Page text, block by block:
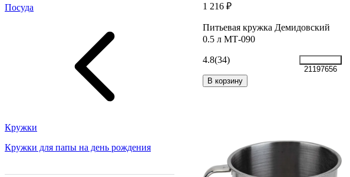
Посуда
Кружки
Кружки для папы на день рождения
1 216 ₽
Питьевая кружка Демидовский
0.5 л МТ-090
4.8(34)
21197656
В корзину